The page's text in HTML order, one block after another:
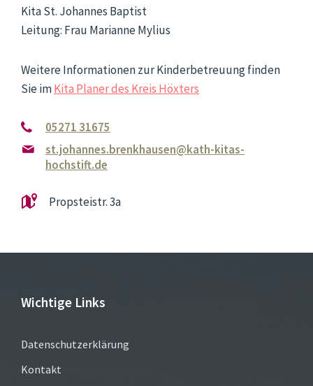
Kita St. Johannes Baptist
Leitung: Frau Marianne Mylius
Weitere Informationen zur Kinderbetreuung finden
Sie imKita Planer des Kreis Höxters
05271 31675
st.johannes.brenkhausen@kath-kitas-
hochstift.de
Propsteistr. 3a
Wichtige Links
Datenschutzerklärung
Kontakt